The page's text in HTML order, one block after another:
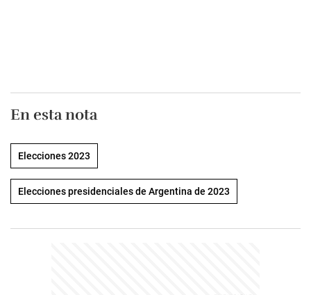
En esta nota
Elecciones 2023
Elecciones presidenciales de Argentina de 2023